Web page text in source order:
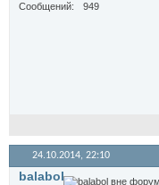
Сообщений
949
24.10.2014, 22:10
balabol